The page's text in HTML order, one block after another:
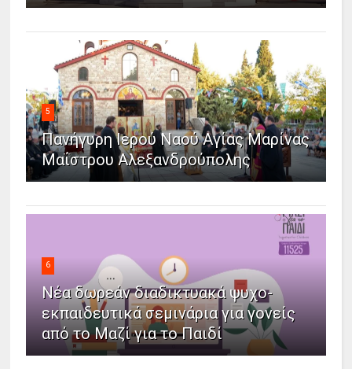
5
Πανήγυρη Ιερού Ναού Αγίας Μαρίνας
Μαΐστρου Αλεξανδρούπολης
6
Νέα δωρεάν διαδικτυακά ψυχο-
εκπαιδευτικά σεμινάρια για γονείς
από το Μαζί για το Παιδί